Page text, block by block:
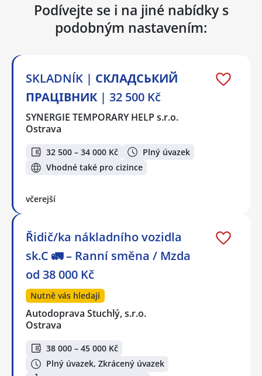
Podívejte se i na jiné nabídky s
podobným nastavením:
SKLADNÍK | СКЛАДСЬКИЙ
ПРАЦІВНИК | 32 500 Kč
SYNERGIE TEMPORARY HELP s.r.o.
Ostrava
32 500 – 34 000 Kč
Plný úvazek
Vhodné také pro cizince
včerejší
Řidič/ka nákladního vozidla
sk.C 🚛 – Ranní směna / Mzda
od 38 000 Kč
Nutně vás hledají
Autodoprava Stuchlý, s.r.o.
Ostrava
38 000 – 45 000 Kč
Plný úvazek, Zkrácený úvazek